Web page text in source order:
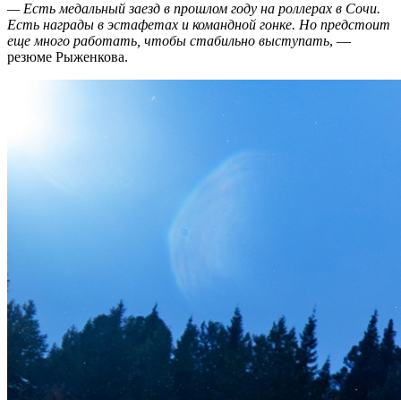
— Есть медальный заезд в прошлом году на роллерах в Сочи.
Есть награды в эстафетах и командной гонке. Но предстоит
еще много работать, чтобы стабильно выступать, —
резюме Рыженкова.